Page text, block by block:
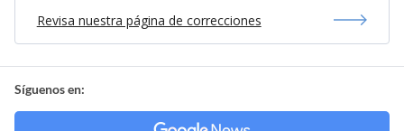
Revisa nuestra página de correcciones
Síguenos en: